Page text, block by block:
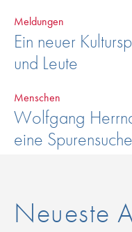
Meldungen
Ein neuer
und Leute
Menschen
Wolfgang
eine
Neueste